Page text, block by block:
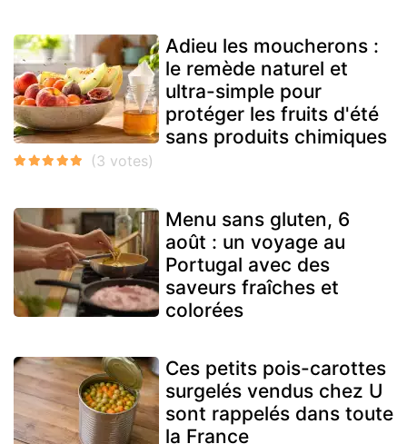
Adieu les moucherons :
le remède naturel et
ultra-simple pour
protéger les fruits d'été
sans produits chimiques
Menu sans gluten, 6
août : un voyage au
Portugal avec des
saveurs fraîches et
colorées
Ces petits pois-carottes
surgelés vendus chez U
sont rappelés dans toute
la France